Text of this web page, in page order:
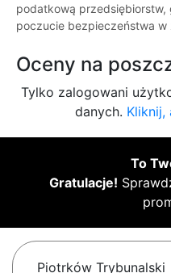
podatkową przedsiębiorstw,
poczucie bezpieczeństwa w
Oceny na
Tylko zalogowani
danych. Kliknij,
To
Gratulacje!
Piotrków Trybunalski